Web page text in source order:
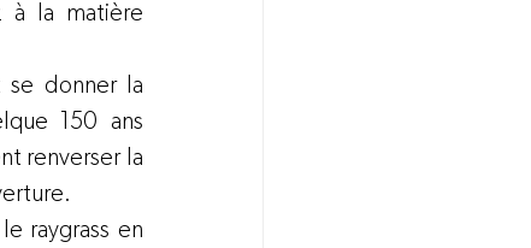
à la matière
se donner la
150 ans
renverser la
raygrass en